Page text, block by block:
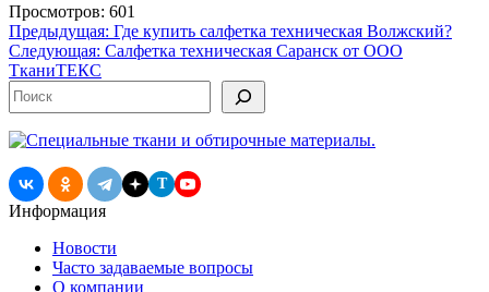
Просмотров: 601
Навигация
по
записям
Предыдущая: Где купить салфетка техническая Волжский?
Следующая: Салфетка техническая Саранск от ООО
ТканиТЕКС
Поиск
T
Информация
Новости
Часто задаваемые вопросы
О компании